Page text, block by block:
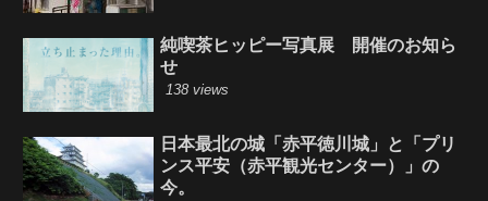
純喫茶ヒッピー写真展 開催のお知ら
せ
138 views
日本最北の城「赤平徳川城」と「プリ
ンス平安（赤平観光センター）」の
今。